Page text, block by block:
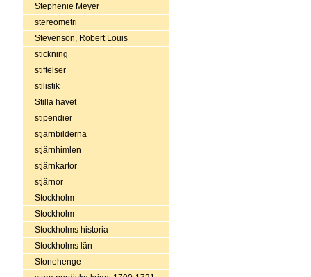
Stephenie Meyer
stereometri
Stevenson, Robert Louis
stickning
stiftelser
stilistik
Stilla havet
stipendier
stjärnbilderna
stjärnhimlen
stjärnkartor
stjärnor
Stockholm
Stockholm
Stockholms historia
Stockholms län
Stonehenge